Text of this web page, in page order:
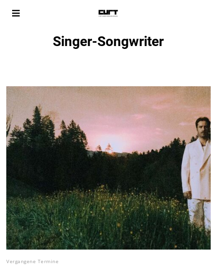
Singer-Songwriter
Vergangene Termine